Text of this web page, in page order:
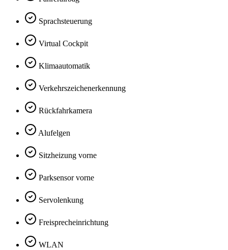
Sprachsteuerung
Virtual Cockpit
Klimaautomatik
Verkehrszeichenerkennung
Rückfahrkamera
Alufelgen
Sitzheizung vorne
Parksensor vorne
Servolenkung
Freisprecheinrichtung
WLAN